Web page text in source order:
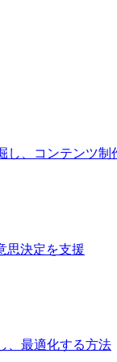
し、コンテンツ制
思決定を支援
、最適化する方法